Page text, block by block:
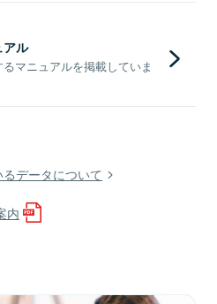
アル
マニュアルを掲載していま
データについて
内